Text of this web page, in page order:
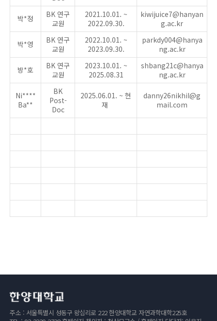
박*정
BK 연구
교원
2021.10.01. ~
2022.09.30.
kiwijuice7@hanyan
g.ac.kr
박*영
BK 연구
교원
2022.10.01. ~
2023.09.30.
parkdy004@hanya
ng.ac.kr
방*호
BK 연구
교원
2023.10.01. ~
2025.08.31
shbang21c@hanya
ng.ac.kr
Ni****
Ba**
BK
Post-
Doc
2025.06.01. ~ 현
재
danny26nikhil@g
mail.com
주소 : 서울특별시 성동구 왕십리로 222 한양대학교 자연과학대학225호